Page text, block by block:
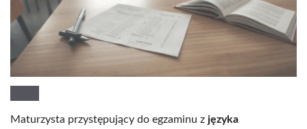
Maturzysta przystępujący do egzaminu z języka